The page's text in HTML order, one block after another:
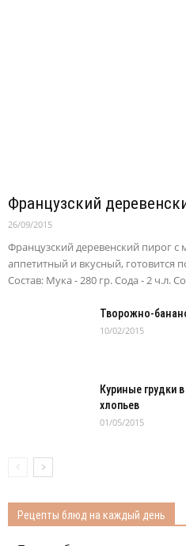
Французский
26/09/2015
Французский деревенский пирог с
аппетитный и вкусный, готовится
Состав: Мука - 280 гр. Сода - 2 ч.л.
Творожно-
10/02/2015
Куриные грудки
хлопьев
01/05/2015
Рецепты блюд на каждый день